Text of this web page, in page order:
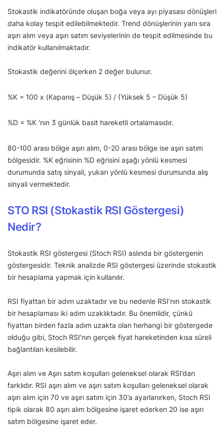
Stokastik indikatöründe oluşan boğa veya ayı piyasası dönüşleri
daha kolay tespit edilebilmektedir. Trend dönüşlerinin yanı sıra
aşırı alım veya aşırı satım seviyelerinin de tespit edilmesinde bu
indikatör kullanılmaktadır.
Stokastik değerini ölçerken 2 değer bulunur.
%K = 100 x (Kapanış – Düşük 5) / (Yüksek 5 – Düşük 5)
%D = %K ‘nın 3 günlük basit hareketli ortalamasıdır.
80-100 arası bölge aşırı alım, 0-20 arası bölge ise aşırı satım
bölgesidir. %K eğrisinin %D eğrisini aşağı yönlü kesmesi
durumunda satış sinyali, yukarı yönlü kesmesi durumunda alış
sinyali vermektedir.
STO RSI (Stokastik RSI Göstergesi)
Nedir?
Stokastik RSI göstergesi (Stoch RSI) aslında bir göstergenin
göstergesidir. Teknik analizde RSI göstergesi üzerinde stokastik
bir hesaplama yapmak için kullanılır.
RSI fiyattan bir adım uzaktadır ve bu nedenle RSI’nın stokastik
bir hesaplaması iki adım uzaklıktadır. Bu önemlidir, çünkü
fiyattan birden fazla adım uzakta olan herhangi bir göstergede
olduğu gibi, Stoch RSI’nın gerçek fiyat hareketinden kısa süreli
bağlantıları kesilebilir.
Aşırı alım ve Aşırı satım koşulları geleneksel olarak RSI’dan
farklıdır. RSI aşırı alım ve aşırı satım koşulları geleneksel olarak
aşırı alım için 70 ve aşırı satım için 30’a ayarlanırken, Stoch RSI
tipik olarak 80 aşırı alım bölgesine işaret ederken 20 ise aşırı
satım bölgesine işaret eder.